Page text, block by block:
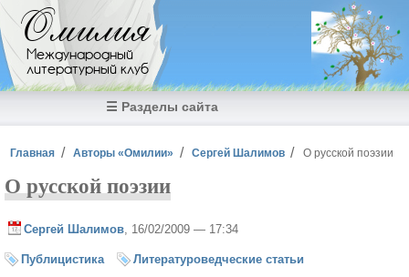
Перейти к основному содержанию
Омилия
Международный
литературный клуб
☰ Разделы сайта
Вы здесь
Главная Авторы «Омилии» Сергей Шалимов О русской поэзии
О русской поэзии
Сергей Шалимов , 16/02/2009 — 17:34
Публицистика Литературоведческие статьи